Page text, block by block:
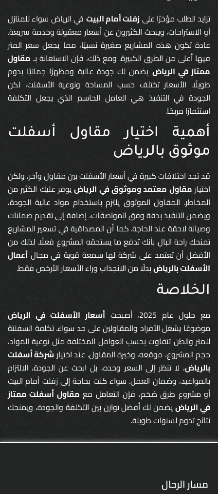
تزايد الطلب مؤخرًا علىزفلت أمام البيت في الرياض سواء للمنازل
أو الاستراحات، ويبحث الكثيرون عن أسعار معقولة وخدمة سريعة.
عادة تكون هذه المشاريع صغيرة نسبيًا، مما يجعل سعر المتر
فيها أعلى من الطرق الكبيرة. ومع ذلك، فإن الاستعانة بـمقاول
ممتاز في الرياض يضمن لك جودة عالية ومظهرًا جماليًا يدوم
طويلًا. الأسعار تختلف حسب المساحة ونوعية الأسفلت، لكن
الجودة في التنفيذ هي العامل الحاسم الذي يجعل التكلفة
استثمارًا مربحًا.
أهمية اختيار مقاول أسفلت
موثوق بالرياض
قد تجد اختلافات كبيرة في أسعار الأسفلت بين مقاول وآخر، ولكن
اختيارمقاول معتمد وموثوق في الرياضيوفر عليك الكثير من
المخاطر. المقاول الموثوق يلتزم باستخدام مواد عالية الجودة،
ويضمن التنفيذ بدقة وفق المواصفات، إضافة إلى تقديم ضمانات
وصيانة لاحقة عند الحاجة. كما أن المصداقية في تسعير المشاريع
تمنحك راحة البال بأنك تدفع ما يستحقه المشروع فعلًا. لذلك من
الأفضل أن تعتمد على شركة لها سمعة قوية في مجال أعمال
الأسفلت بالرياضبدلًا من الانجذاب وراء الأسعار الأرخص فقط.
الخلاصة
مع حلول عام 2025، أصبحت
أسعار الأسفلت في الرياض
موضوعًا يشغل الأفراد والمقاولين على حد سواء. تكلفة السفلتة
للمتر والطن تتفاوت بحسب العوامل المختلفة مثل نوعية المواد،
حجم المشروع، موقعه، وخبرة المقاول. عند اختيار شركة أسفلت
بالرياض، لا تنظر إلى السعر وحده، بل ابحث عن الجودة، الالتزام
بالمواعيد، وضمان العمل. سواء كنت بحاجة إلى زفلت أمام البيت
أو مشروع طرق ضخم، فإن التعامل مع مقاول أسفلت ممتاز
في الرياضيضمن لك أفضل توازن بين التكلفة والجودة، ويمنحك
نتائج تدوم لسنوات طويلة.
مسار الرحال